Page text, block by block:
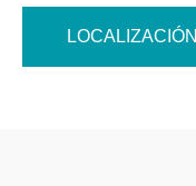
LOCALIZACIÓN